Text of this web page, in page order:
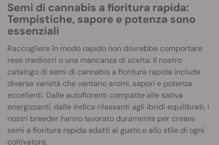
Semi di cannabis a fioritura rapida:
Tempistiche, sapore e potenza sono
essenziali
Raccogliere in modo rapido non dovrebbe comportare
rese mediocri o una mancanza di scelta. Il nostro
catalogo di semi di cannabis a fioritura rapida include
diverse varietà che vantano aromi, sapori e potenza
eccellenti. Dalle autofiorenti compatte alle sativa
energizzanti, dalle indica rilassanti agli ibridi equilibrati, i
nostri breeder hanno lavorato duramente per creare
semi a fioritura rapida adatti al gusto e allo stile di ogni
coltivatore.